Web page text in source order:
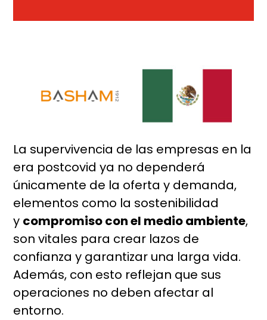
La supervivencia de las empresas en la
era postcovid ya no dependerá
únicamente de la oferta y demanda,
elementos como la sostenibilidad
y compromiso con el medio ambiente,
son vitales para crear lazos de
confianza y garantizar una larga vida.
Además, con esto reflejan que sus
operaciones no deben afectar al
entorno.